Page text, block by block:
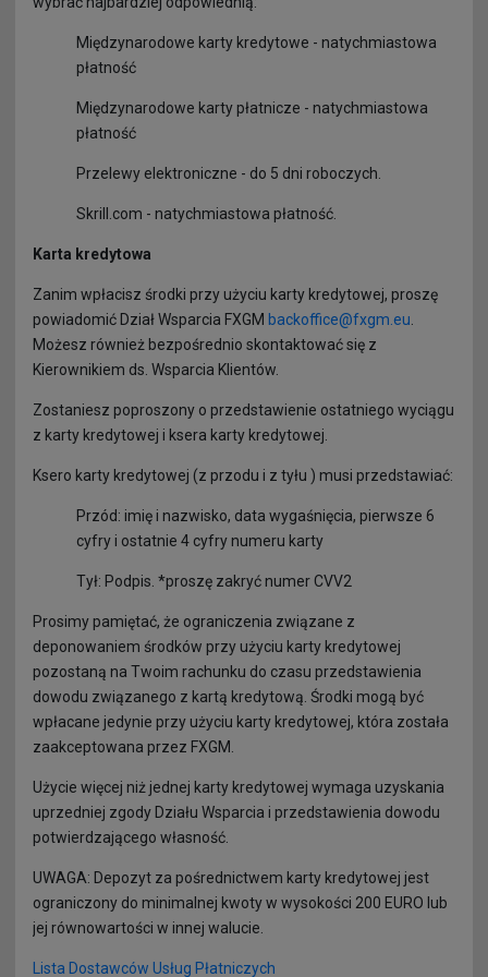
Wsparcie
Programy partnerskie
Oddziały
Bądź bezpieczny w sieci
Kluczowe informacje dla inwestorów
Margin Close-Out
Zasady prowadzenia transakcji na własny rachunek
Słownik
WypłatyMiędzynarodowe karty kredytowe - natychmiastowa
płatność
Międzynarodowe karty płatnicze - natychmiastowa
płatność
Przelewy elektroniczne - do 5 dni roboczych.
Skrill.com - natychmiastowa płatność.
Karta kredytowa
Zanim wpłacisz środki przy użyciu karty kredytowej, proszę
powiadomić Dział Wsparcia FXGM backoffice@fxgm.eu
Możesz również bezpośrednio skontaktować się z
Kierownikiem ds. Wsparcia Klientów.
Zostaniesz poproszony o przedstawienie ostatniego wyciągu
z karty kredytowej i ksera karty kredytowej.
Ksero karty kredytowej (z przodu i z tyłu ) musi przedstawiać:
Przód: imię i nazwisko, data wygaśnięcia, pierwsze 6
cyfry i ostatnie 4 cyfry numeru karty
Tył: Podpis. *proszę zakryć numer CVV2
Prosimy pamiętać, że ograniczenia związane z
deponowaniem środków przy użyciu karty kredytowej
pozostaną na Twoim rachunku do czasu przedstawienia
dowodu związanego z kartą kredytową. Środki mogą być
wpłacane jedynie przy użyciu karty kredytowej, która została
zaakceptowana przez FXGM.
Użycie więcej niż jednej karty kredytowej wymaga uzyskania
uprzedniej zgody Działu Wsparcia i przedstawienia dowodu
potwierdzającego własność.
UWAGA: Depozyt za pośrednictwem karty kredytowej jest
ograniczony do minimalnej kwoty w wysokości 200 EURO lub
jej równowartości w innej walucie.
Lista Dostawców Usług Płatniczych